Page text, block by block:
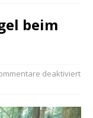
beim
deaktiviert